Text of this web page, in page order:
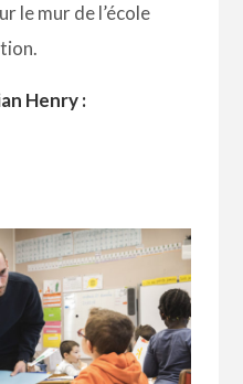
le mur de l’école
Henry :